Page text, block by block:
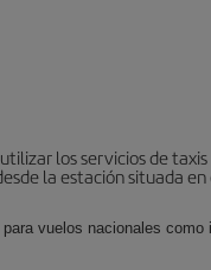
los servicios de
la estación situada
vuelos nacionales como